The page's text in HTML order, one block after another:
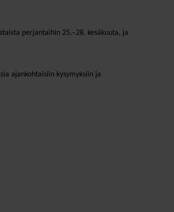
perjantaihin 25.–28. kesäkuuta, ja
ajankohtaisiin kysymyksiin ja